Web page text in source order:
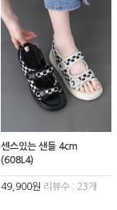
센스있는 샌들 4cm
(608L4)
49,900원 리뷰수 : 23개